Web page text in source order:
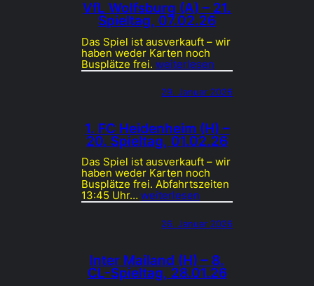
VfL Wolfsburg (A) – 21.
Spieltag, 07.02.26
Das Spiel ist ausverkauft – wir
haben weder Karten noch
Busplätze frei.weiterlesen
29. Januar 2026
1. FC Heidenheim (H) –
20. Spieltag, 01.02.26
Das Spiel ist ausverkauft – wir
haben weder Karten noch
Busplätze frei. Abfahrtszeiten
13:45 Uhr…weiterlesen
26. Januar 2026
Inter Mailand (H) – 8.
CL-Spieltag, 28.01.26